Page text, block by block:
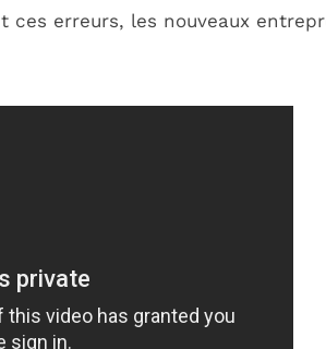
ces erreurs, les nouveaux